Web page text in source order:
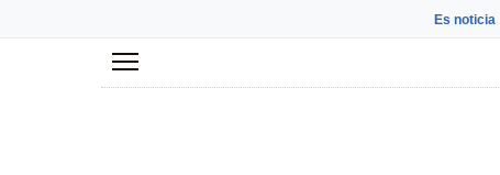
Es noticia
Menú